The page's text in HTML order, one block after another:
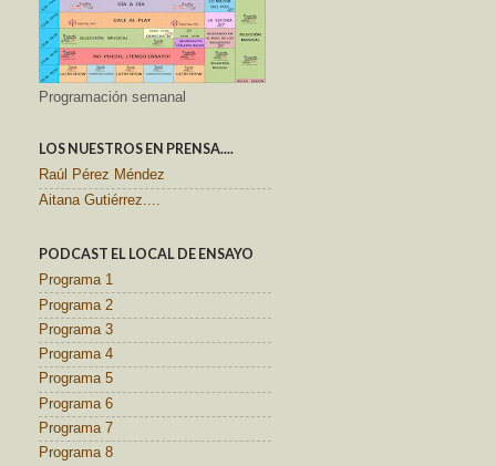
Programación semanal
LOS NUESTROS EN PRENSA....
Raúl Pérez Méndez
Aitana Gutiérrez....
PODCAST EL LOCAL DE ENSAYO
Programa 1
Programa 2
Programa 3
Programa 4
Programa 5
Programa 6
Programa 7
Programa 8